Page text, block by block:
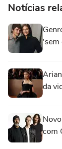
Notícias
'sem
da
com